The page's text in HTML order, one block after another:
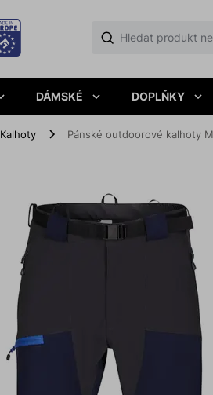
DÁMSKÉ DOPLŇKY
Kalhoty Pánské outdoorové kalhoty